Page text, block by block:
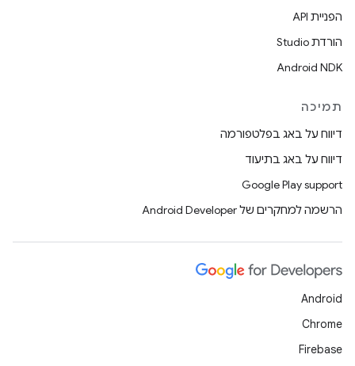
הפניית API
הורדת Studio
Android NDK
תמיכה
דיווח על באג בפלטפורמה
דיווח על באג בתיעוד
Google Play support
הרשמה למחקרים של Android Developer
Android
Chrome
Firebase